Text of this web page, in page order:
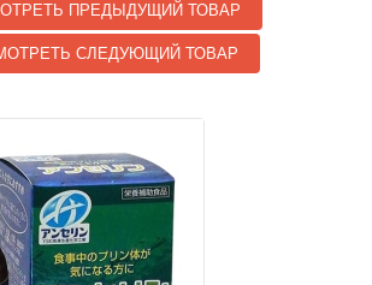
ПРЕДЫДУЩИЙ ТОВАР
СЛЕДУЮЩИЙ ТОВАР